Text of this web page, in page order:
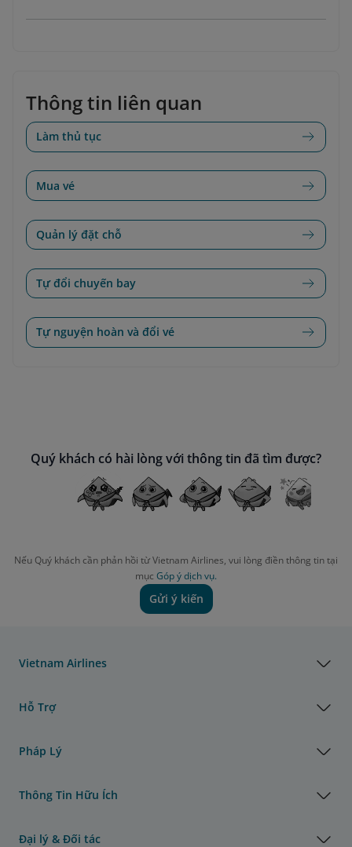
Thông tin liên quan
Làm thủ tục
Mua vé
Quản lý đặt chỗ
Tự đổi chuyến bay
Tự nguyện hoàn và đổi vé
Quý khách có hài lòng với thông tin đã tìm được?
Nếu Quý khách cần phản hồi từ Vietnam Airlines, vui lòng điền thông tin tại
mục Góp ý dịch vụ.
Gửi ý kiến
Vietnam Airlines
Hỗ Trợ
Pháp Lý
Thông Tin Hữu Ích
Đại lý & Đối tác